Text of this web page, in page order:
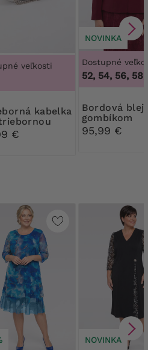
50, 52, 58, 60, 62, 64
veľkosti
€
NOVINKA
Dostupné
52, 54, 56,
Bordová blejzer s
gombíkom
95,99 €
NOVINKA